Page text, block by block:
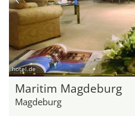
hotel.de
Maritim Magdeburg
Magdeburg